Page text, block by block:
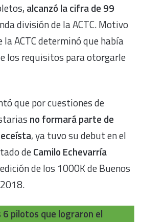
alcanzó la cifra de 99
división de la ACTC. Motivo
la ACTC determinó que había
los requisitos para otorgarle
que por cuestiones de
no formará parte de
, ya tuvo su debut en el
deCamilo Echevarría
de los 1000K de Buenos
6 pilotos que lograron el